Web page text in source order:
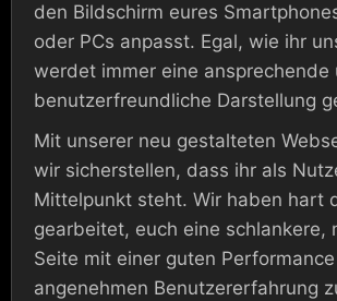
den Bildschirm eures
oder PCs anpasst. Egal, wie ihr
werdet immer eine ansprechende
benutzerfreundliche Darstellung
Mit unserer neu gestalteten
wir sicherstellen, dass ihr als
Mittelpunkt steht. Wir haben hart
gearbeitet, euch eine schlankere,
Seite mit einer guten
angenehmen Benutzererfahrung